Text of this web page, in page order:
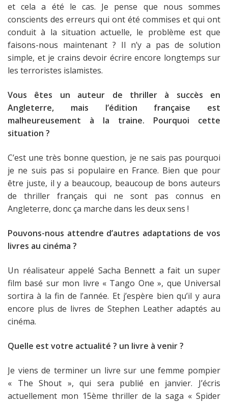
et cela a été le cas. Je pense que nous sommes
conscients des erreurs qui ont été commises et qui ont
conduit à la situation actuelle, le problème est que
faisons-nous maintenant ? Il n’y a pas de solution
simple, et je crains devoir écrire encore longtemps sur
les terroristes islamistes.
Vous êtes un auteur de thriller à succès en
Angleterre, mais l’édition française est
malheureusement à la traine. Pourquoi cette
situation ?
C’est une très bonne question, je ne sais pas pourquoi
je ne suis pas si populaire en France. Bien que pour
être juste, il y a beaucoup, beaucoup de bons auteurs
de thriller français qui ne sont pas connus en
Angleterre, donc ça marche dans les deux sens !
Pouvons-nous attendre d’autres adaptations de vos
livres au cinéma ?
Un réalisateur appelé Sacha Bennett a fait un super
film basé sur mon livre « Tango One », que Universal
sortira à la fin de l’année. Et j’espère bien qu’il y aura
encore plus de livres de Stephen Leather adaptés au
cinéma.
Quelle est votre actualité ? un livre à venir ?
Je viens de terminer un livre sur une femme pompier
« The Shout », qui sera publié en janvier. J’écris
actuellement mon 15ème thriller de la saga « Spider